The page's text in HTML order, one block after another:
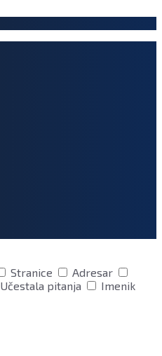
Stranice
Adresar
Učestala pitanja Imenik